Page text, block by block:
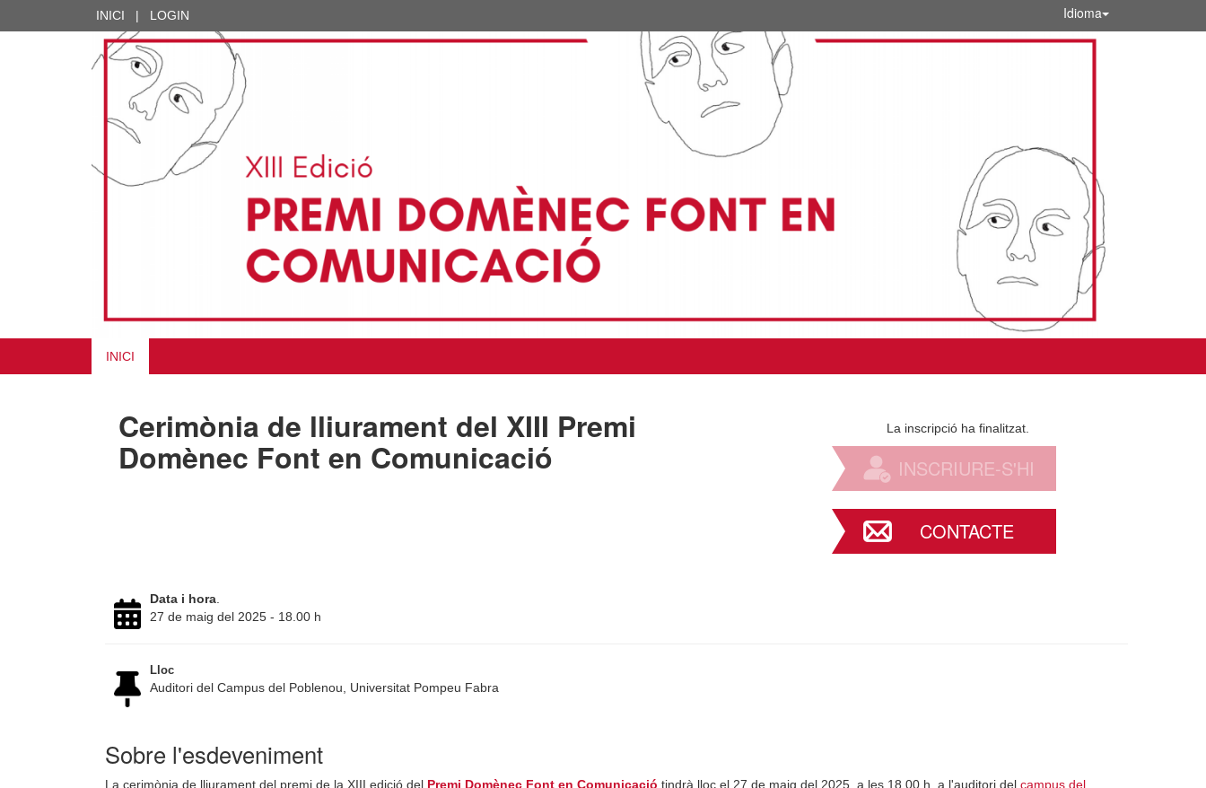
INICI | LOGIN Idioma
INICI
Cerimònia de lliurament del XIII Premi
Domènec Font en Comunicació
La inscripció ha finalitzat.
INSCRIURE-S'HI
CONTACTE
Data i hora
27 de maig del 2025 - 18.00 h
Lloc
Auditori del Campus del Poblenou, Universitat Pompeu Fabra
Sobre l'esdeveniment
La cerimònia de lliurament del premi de la XIII edició del Premi Domènec Font en Comunicació tindrà lloc el 27 de maig del 2025, a les 18.00 h, a l'auditori del campus del